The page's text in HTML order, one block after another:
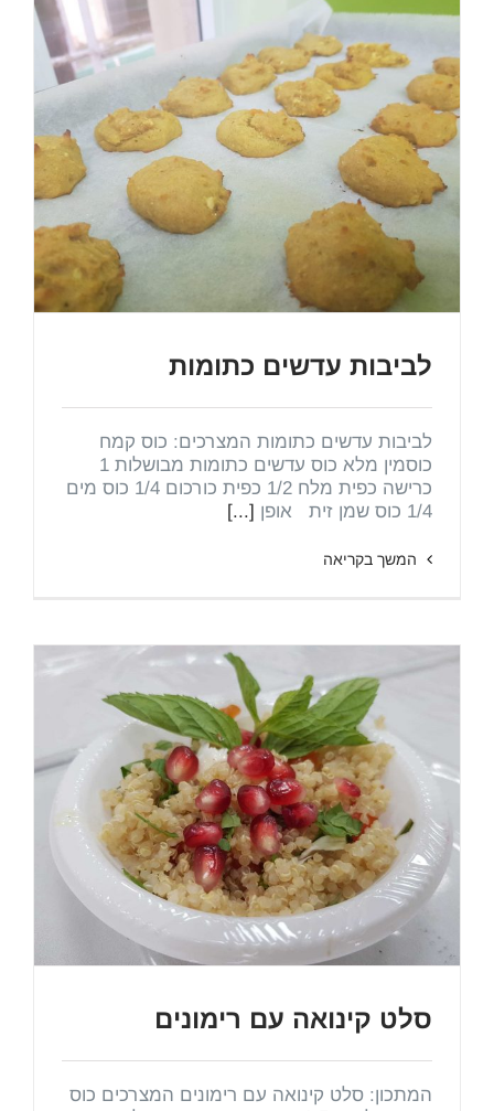
לביבות עדשים כתומות
לביבות עדשים כתומות המצרכים: כוס קמח
כוסמין מלא כוס עדשים כתומות מבושלות 1
כרישה כפית מלח 1/2 כפית כורכום 1/4 כוס מים
1/4 כוס שמן זית אופן
[...]
המשך בקריאה
סלט קינואה עם רימונים
המתכון: סלט קינואה עם רימונים המצרכים כוס